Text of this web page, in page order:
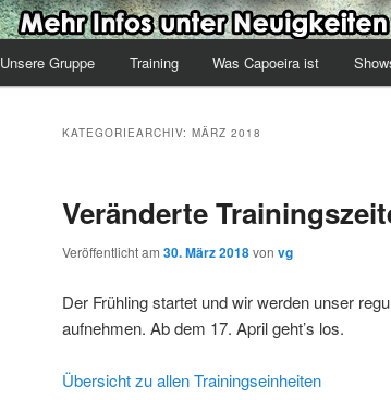
Unsere Gruppe Training Was Capoeira ist
KATEGORIEARCHIV: MÄRZ 2018
Veränderte
Veröffentlicht am 30. März 2018von vg
Der Frühling startet und wir werden unser
aufnehmen. Ab dem 17. April geht’s los.
Übersicht zu allen Trainingseinheiten